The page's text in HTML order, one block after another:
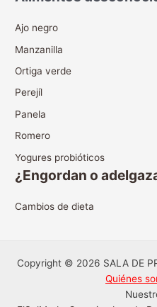
Ajo negro
Manzanilla
Ortiga verde
Perejíl
Panela
Romero
Yogures probióticos
¿Engordan o
Cambios de dieta
Copyright © 2026 SALA DE
Quiénes